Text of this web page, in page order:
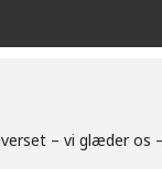
– vi glæder os